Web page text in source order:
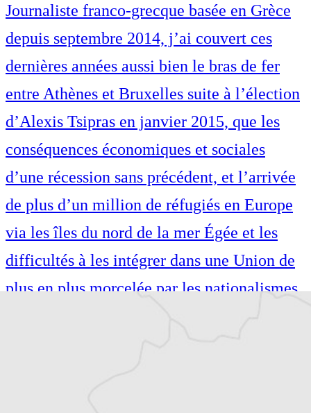
Journaliste franco-grecque basée en Grèce
depuis septembre 2014, j’ai couvert ces
dernières années aussi bien le bras de fer
entre Athènes et Bruxelles suite à l’élection
d’Alexis Tsipras en janvier 2015, que les
conséquences économiques et sociales
d’une récession sans précédent, et l’arrivée
de plus d’un million de réfugiés en Europe
via les îles du nord de la mer Égée et les
difficultés à les intégrer dans une Union de
plus en plus morcelée par les nationalismes.